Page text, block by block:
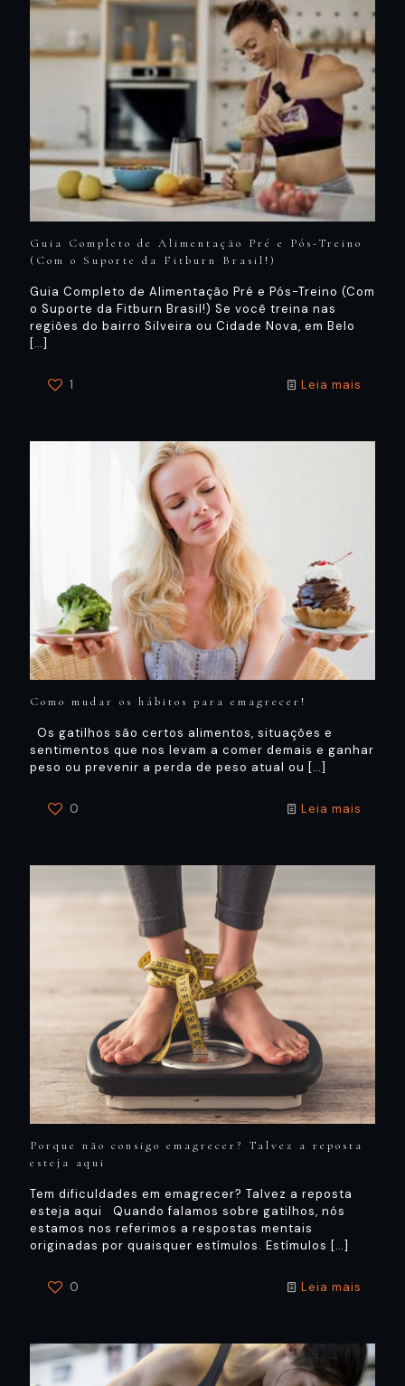
Guia Completo de Alimentação Pré e Pós-Treino
(Com o Suporte da Fitburn Brasil!)
Guia Completo de Alimentação Pré e Pós-Treino (Com
o Suporte da Fitburn Brasil!) Se você treina nas
regiões do bairro Silveira ou Cidade Nova, em Belo
[…]
1 Leia mais
Como mudar os hábitos para emagrecer!
Os gatilhos são certos alimentos, situações e
sentimentos que nos levam a comer demais e ganhar
peso ou prevenir a perda de peso atual ou […]
0 Leia mais
Porque não consigo emagrecer? Talvez a reposta
esteja aqui
Tem dificuldades em emagrecer? Talvez a reposta
esteja aqui Quando falamos sobre gatilhos, nós
estamos nos referimos a respostas mentais
originadas por quaisquer estímulos. Estímulos […]
0 Leia mais